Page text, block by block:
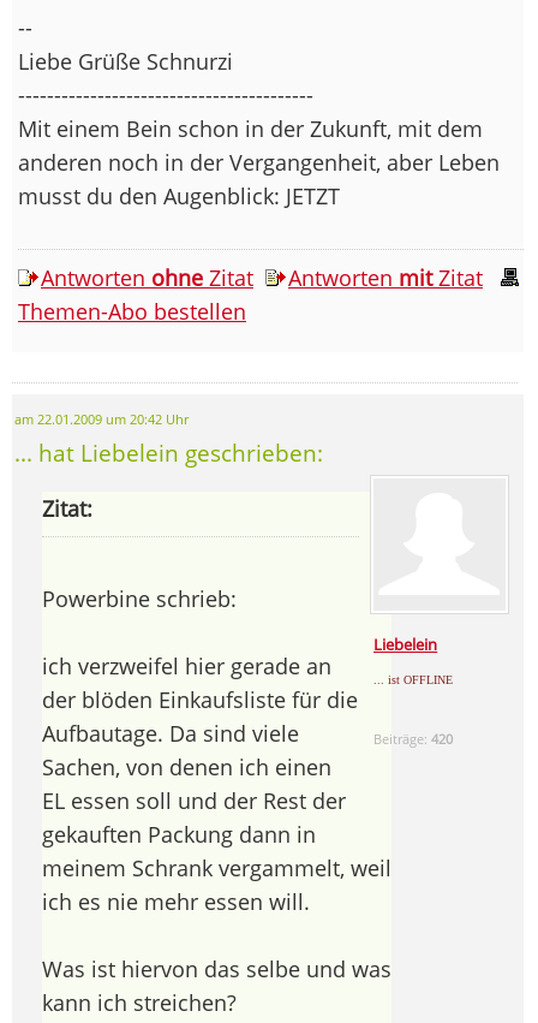
--
Liebe Grüße Schnurzi
-----------------------------------------
Mit einem Bein schon in der Zukunft, mit dem
anderen noch in der Vergangenheit, aber Leben
musst du den Augenblick: JETZT
Antworten ohne Zitat Antworten mitZitat
Themen-Abo bestellen
am 22.01.2009 um 20:42 Uhr
... hat Liebelein geschrieben:
Liebelein
... ist OFFLINE
Beiträge:420
Zitat:
Powerbine schrieb:
ich verzweifel hier gerade an
der blöden Einkaufsliste für die
Aufbautage. Da sind viele
Sachen, von denen ich einen
EL essen soll und der Rest der
gekauften Packung dann in
meinem Schrank vergammelt, weil
ich es nie mehr essen will.
Was ist hiervon das selbe und was
kann ich streichen?